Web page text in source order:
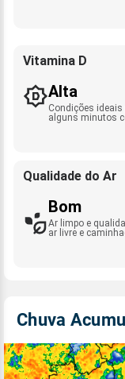
Vitamina D
Alta
Condições
alguns minutos
Qualidade do Ar
Bom
Ar limpo e
ar livre e
Chuva